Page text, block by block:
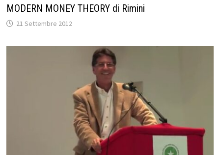
MODERN MONEY THEORY di Rimini
21 Settembre 2012